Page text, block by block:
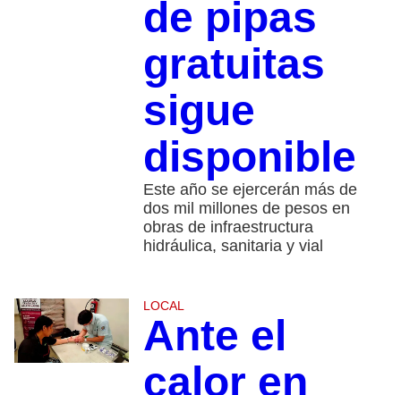
de pipas
gratuitas
sigue
disponible
Este año se ejercerán más de
dos mil millones de pesos en
obras de infraestructura
hidráulica, sanitaria y vial
LOCAL
Ante el
calor en